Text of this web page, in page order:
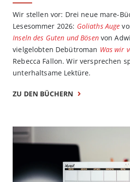
Wir stellen vor: Drei neue mare-
Lesesommer 2026: Goliaths Auge
Inseln des Guten und Bösenvon
vielgelobten Debütroman Was wir
Rebecca Fallon. Wir versprechen
unterhaltsame Lektüre.
ZU DEN BÜCHERN